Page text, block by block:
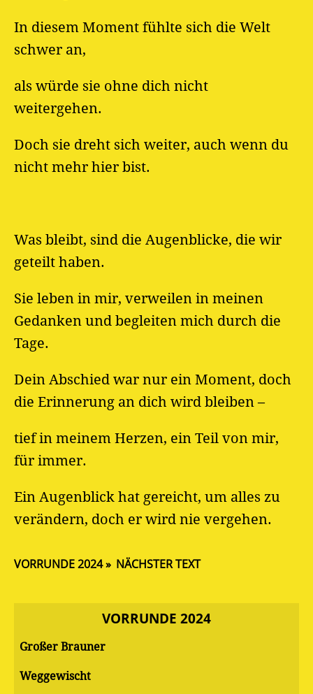
In diesem Moment fühlte sich die Welt
schwer an,
als würde sie ohne dich nicht
weitergehen.
Doch sie dreht sich weiter, auch wenn du
nicht mehr hier bist.
Was bleibt, sind die Augenblicke, die wir
geteilt haben.
Sie leben in mir, verweilen in meinen
Gedanken und begleiten mich durch die
Tage.
Dein Abschied war nur ein Moment, doch
die Erinnerung an dich wird bleiben –
tief in meinem Herzen, ein Teil von mir,
für immer.
Ein Augenblick hat gereicht, um alles zu
verändern, doch er wird nie vergehen.
VORRUNDE 2024 NÄCHSTER TEXT
VORRUNDE 2024
Großer Brauner
Weggewischt